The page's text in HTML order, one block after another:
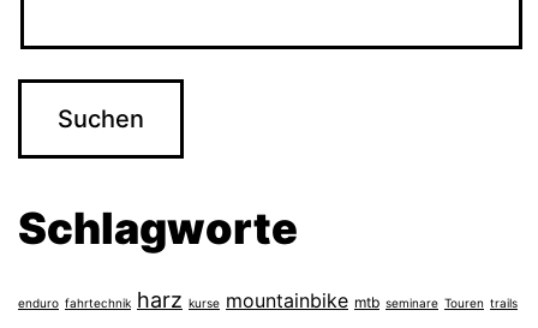
Schlagworte
enduro fahrtechnik harz kurse mountainbike mtb seminare Touren trails